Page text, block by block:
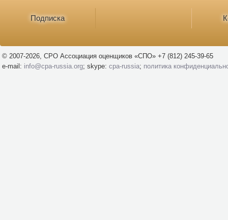
Подписка
© 2007-2026, СРО Ассоциация оценщиков «СПО» +7 (812) 245-39-65
e-mail: info@cpa-russia.org; skype: cpa-russia; политика